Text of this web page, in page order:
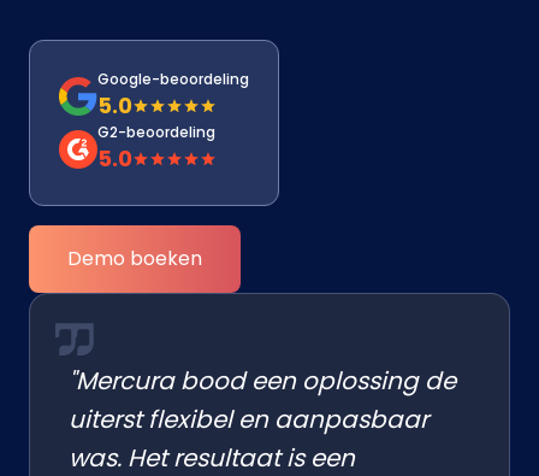
Google-beoordeling
5.0
G2-beoordeling
5.0
Demo boeken
"Mercura bood een oplossing de
uiterst flexibel en aanpasbaar
was. Het resultaat is een